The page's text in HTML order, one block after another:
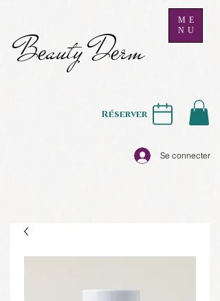
Beauty Derm
ME
NU
Se connecter
Réserver